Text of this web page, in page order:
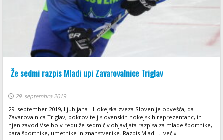
Že sedmi razpis Mladi upi Zavarovalnice Triglav
29. septembra 2019
29. september 2019, Ljubljana - Hokejska zveza Slovenije obvešča, da
Zavarovalnica Triglav, pokrovitelj slovenskih hokejskih reprezentanc, in
njen zavod Vse bo v redu že sedmič v objavljata razpisa za mlade športnike,
para športnike, umetnike in znanstvenike. Razpis Mladi ... več »